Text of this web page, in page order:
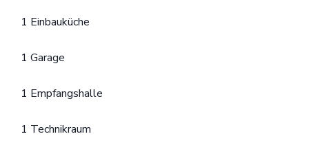
1 Einbauküche
1 Garage
1 Empfangshalle
1 Technikraum